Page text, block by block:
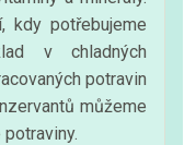
kdy potřebujeme
v chladných
potravin
můžeme